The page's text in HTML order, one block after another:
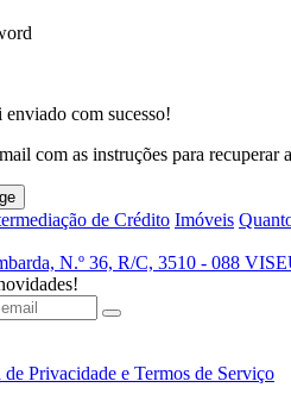
com sucesso!
com as instruções para recuperar
de Crédito Imóveis
N.º 36, R/C, 3510 - 088
Privacidade e Termos de Serviço